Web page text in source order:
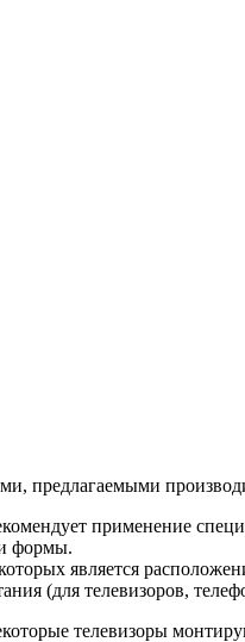
предлагаемыми
применение
формы.
является
(для телевизоров,
телевизоры